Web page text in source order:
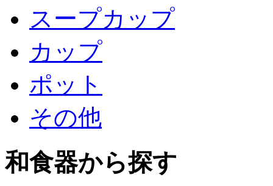
スープカップ
カップ
ポット
その他
和食器から探す